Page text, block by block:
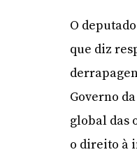
O
que diz
Governo
global das
o direito à